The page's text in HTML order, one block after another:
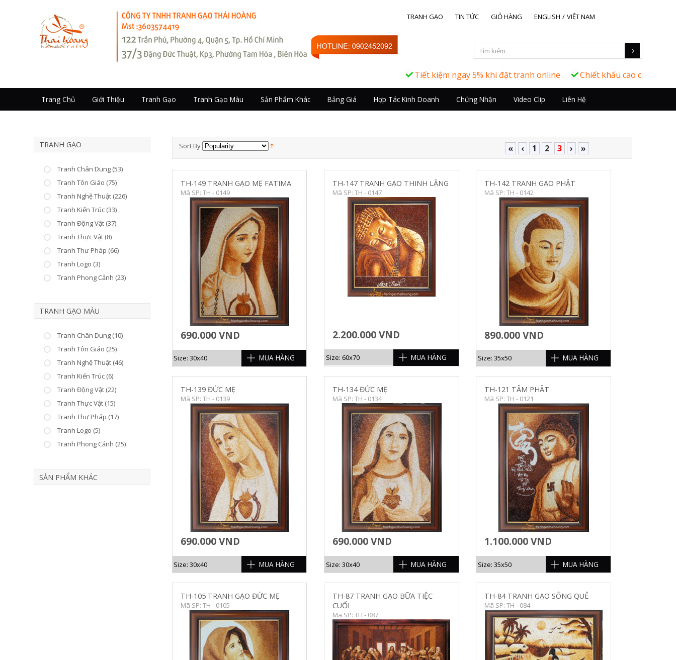
TRANH GẠO TIN TỨC GIỎ HÀNG ENGLISH / VIỆT NAM
Tiết kiệm ngay 5% khi đặt tranh online . Chiết khấu cao cho khách hàng
Trang Chủ Giới Thiệu Tranh Gạo Tranh Gạo Màu Sản Phẩm Khác Bảng Giá Hợp Tác Kinh Doanh Chứng Nhận Video Clip Liên Hệ
TRANH GẠO
Tranh Chân Dung (53)
Tranh Tôn Giáo (75)
Tranh Nghệ Thuật (226)
Tranh Kiến Trúc (33)
Tranh Động Vật (37)
Tranh Thực Vật (8)
Tranh Thư Pháp (66)
Tranh Logo (3)
Tranh Phong Cảnh (23)
TRANH GẠO MÀU
Tranh Chân Dung (10)
Tranh Tôn Giáo (25)
Tranh Nghệ Thuật (46)
Tranh Kiến Trúc (6)
Tranh Động Vật (22)
Tranh Thực Vật (15)
Tranh Thư Pháp (17)
Tranh Logo (5)
Tranh Phong Cảnh (25)
SẢN PHẨM KHÁC
Sort By « ‹ 1 2 3 › »
TH-149 TRANH GẠO MẸ FATIMA
Mã SP: TH - 0149
CHI TIẾT
690.000 VND
Size: 30x40 MUA HÀNG
TH-147 TRANH GẠO THINH LẶNG
Mã SP: TH - 0147
CHI TIẾT
2.200.000 VND
Size: 60x70 MUA HÀNG
TH-142 TRANH GẠO PHẬT
Mã SP: TH - 0142
CHI TIẾT
890.000 VND
Size: 35x50 MUA HÀNG
TH-139 ĐỨC MẸ
Mã SP: TH - 0139
CHI TIẾT
690.000 VND
Size: 30x40 MUA HÀNG
TH-134 ĐỨC MẸ
Mã SP: TH - 0134
CHI TIẾT
690.000 VND
Size: 30x40 MUA HÀNG
TH-121 TÂM PHÂT
Mã SP: TH - 0121
CHI TIẾT
1.100.000 VND
Size: 35x50 MUA HÀNG
TH-105 TRANH GẠO ĐỨC MẸ
Mã SP: TH - 0105
TH-87 TRANH GẠO BỮA TIỆC
CUỐI
Mã SP: TH - 087
CHI TIẾT
TH-84 TRANH GẠO SÔNG QUÊ
Mã SP: TH - 084
CHI TIẾT